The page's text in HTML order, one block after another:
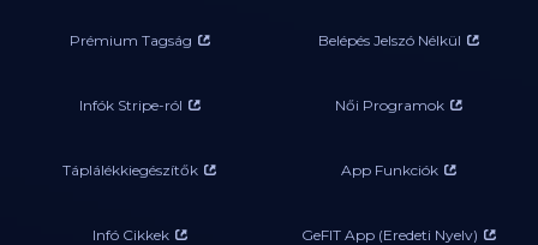
Prémium Tagság Belépés Jelszó Nélkül
Infók Stripe-ról Női Programok
Táplálékkiegészítők App Funkciók
Infó Cikkek GeFIT App (Eredeti Nyelv)